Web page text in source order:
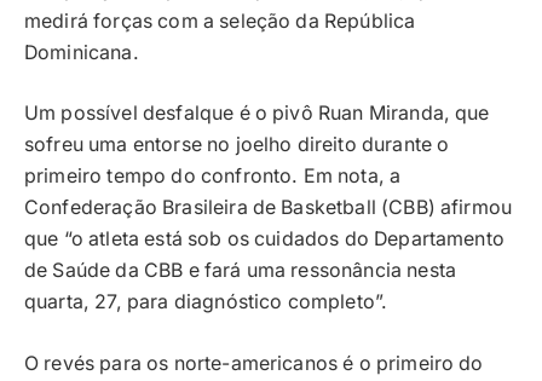
medirá forças com a seleção da República
Dominicana.
Um possível desfalque é o pivô Ruan Miranda, que
sofreu uma entorse no joelho direito durante o
primeiro tempo do confronto. Em nota, a
Confederação Brasileira de Basketball (CBB) afirmou
que “o atleta está sob os cuidados do Departamento
de Saúde da CBB e fará uma ressonância nesta
quarta, 27, para diagnóstico completo”.
O revés para os norte-americanos é o primeiro do